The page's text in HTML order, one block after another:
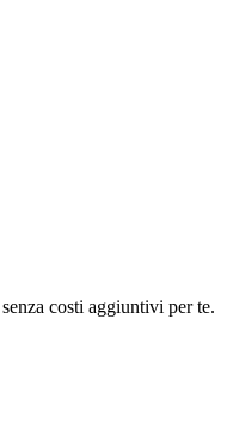
costi aggiuntivi per te.